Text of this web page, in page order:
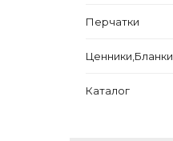
Перчатки
Ценники,Бланки
Каталог